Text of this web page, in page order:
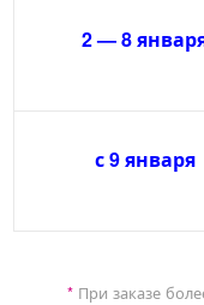
2 — 8
с 9 января
* При заказе